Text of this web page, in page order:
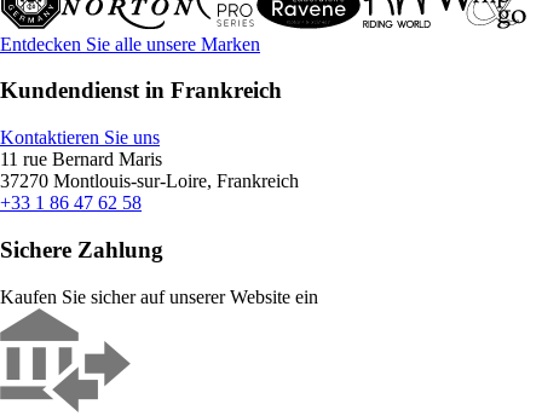
Entdecken Sie alle unsere Marken
Kundendienst in Frankreich
Kontaktieren Sie uns
11 rue Bernard Maris
37270 Montlouis-sur-Loire, Frankreich
+33 1 86 47 62 58
Sichere Zahlung
Kaufen Sie sicher auf unserer Website ein